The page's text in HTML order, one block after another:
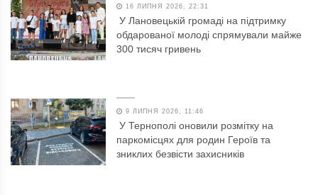
16 ЛИПНЯ 2026, 22:31
У Лановецькій громаді на підтримку
обдарованої молоді спрямували майже
300 тисяч гривень
9 ЛИПНЯ 2026, 11:46
У Тернополі оновили розмітку на
паркомісцях для родин Героїв та
зниклих безвісти захисників